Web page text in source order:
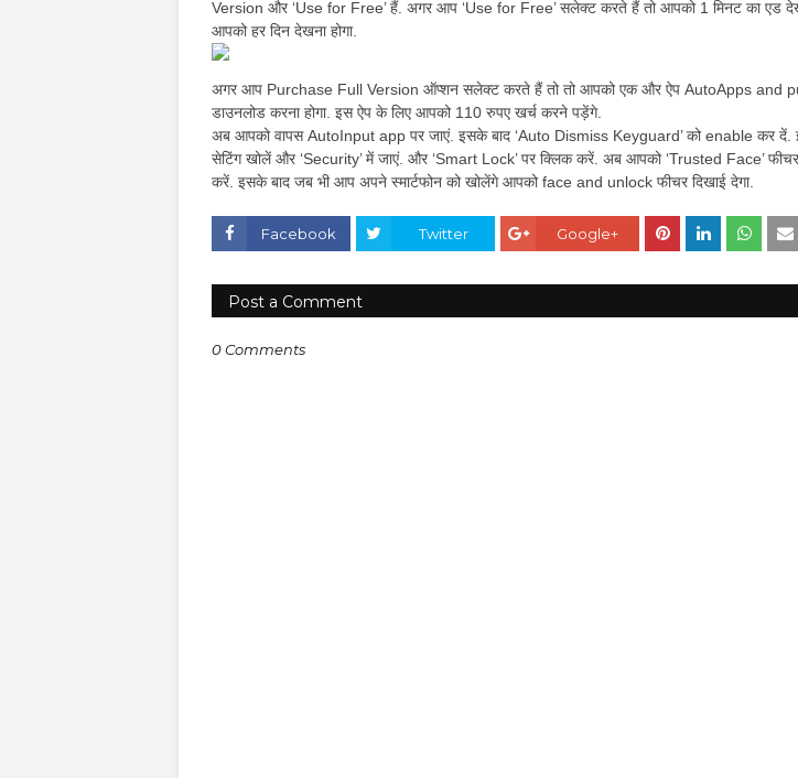
Version और ‘Use for Free’ हैं. अगर आप ‘Use for Free’ सलेक्ट करते हैं तो आपको 1 मिनट का एड
आपको हर दिन देखना होगा.
अगर आप Purchase Full Version ऑप्शन सलेक्ट करते हैं तो तो आपको एक और ऐप AutoApps and
डाउनलोड करना होगा. इस ऐप के लिए आपको 110 रुपए खर्च करने पड़ेंगे.
अब आपको वापस AutoInput app पर जाएं. इसके बाद ‘Auto Dismiss Keyguard’ को enable कर दें.
सेटिंग खोलें और ‘Security’ में जाएं. और ‘Smart Lock’ पर क्लिक करें. अब आपको ‘Trusted Face’
करें. इसके बाद जब भी आप अपने स्मार्टफोन को खोलेंगे आपको face and unlock फीचर दिखाई देगा.
Facebook Twitter Google+
Post a Comment
0 Comments